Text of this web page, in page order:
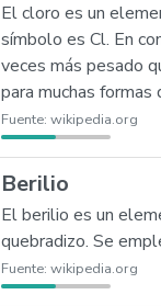
El cloro es un
símbolo es Cl. En
veces más pesado
para muchas formas
Fuente: wikipedia.org
Berilio
El berilio es un
quebradizo. Se
Fuente: wikipedia.org